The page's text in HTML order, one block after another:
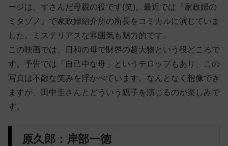
ージは、すさんだ母親の役です(笑)。最近では『家政婦の
ミタゾノ』で家政婦紹介所の所長をコミカルに演じていま
した。ミステリアスな雰囲気も魅力的です。
この映画では、日和の母で財界の超大物という役どころで
す。予告では「自己中な母」というテロップもあり、この
写真は不敵な笑みを浮かべています。なんとなく想像でき
ますが、田中圭さんとどういう親子を演じるのか楽しみで
す。
原久郎：岸部一徳